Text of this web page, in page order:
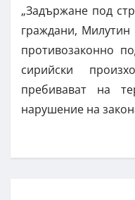
„Задържане под
граждани,
противозаконно
сирийски
пребивават на
нарушение на